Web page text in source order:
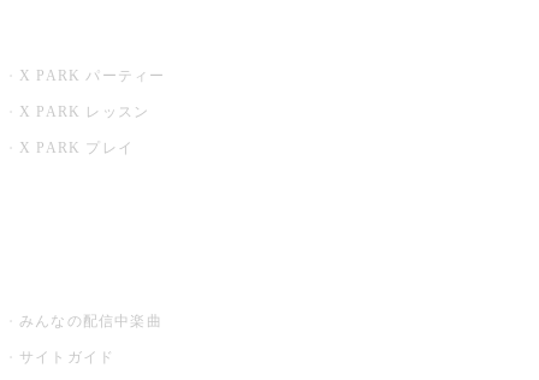
X PARK パーティー
X PARK レッスン
X PARK プレイ
みんなの配信中楽曲
サイトガイド